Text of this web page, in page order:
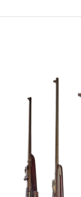
Matan